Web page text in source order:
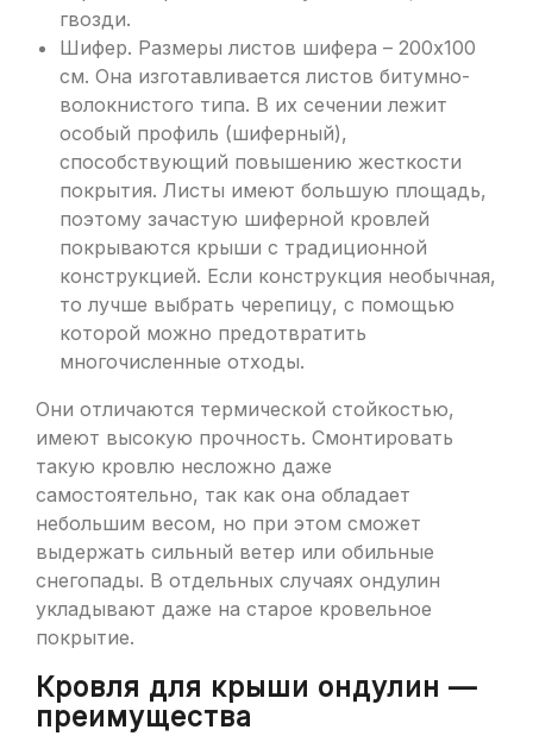
гвозди.
Шифер. Размеры листов шифера – 200х100
см. Она изготавливается листов битумно-
волокнистого типа. В их сечении лежит
особый профиль (шиферный),
способствующий повышению жесткости
покрытия. Листы имеют большую площадь,
поэтому зачастую шиферной кровлей
покрываются крыши с традиционной
конструкцией. Если конструкция необычная,
то лучше выбрать черепицу, с помощью
которой можно предотвратить
многочисленные отходы.
Они отличаются термической стойкостью,
имеют высокую прочность. Смонтировать
такую кровлю несложно даже
самостоятельно, так как она обладает
небольшим весом, но при этом сможет
выдержать сильный ветер или обильные
снегопады. В отдельных случаях ондулин
укладывают даже на старое кровельное
покрытие.
Кровля для крыши ондулин —
преимущества